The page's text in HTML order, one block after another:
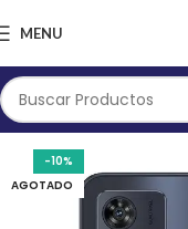
MENU
-10%
AGOTADO